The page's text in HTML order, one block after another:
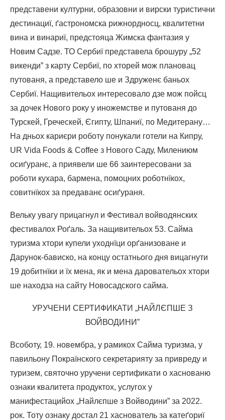
представени културни, образовни и вирски туристични
дестинациї, ґастрономска рижнордносц, квалитетни
вина и винариї, предстояца Жимска фантазия у
Новим Садзе. ТО Сербиї представела брошуру „52
викенди” з карту Сербиї, по хторей мож плановац
путованя, а представело ше и Здруженє баньох
Сербиї. Нащивительох интересовало дзе мож пойсц
за дочек Нового року у иножемстве и путованя до
Турскей, Греческей, Єгипту, Шпаниї, по Медитерану…
На дньох кариєри роботу понукали готели на Кипру,
UR Vida Foods & Coffee з Нового Саду, Милениюм
осиґуранє, а приявели ше 66 заинтересовани за
роботи кухара, бармена, помоцних роботнїкох,
совитнїкох за предаванє осиґураня.
Вельку увагу прицагнул и Фестивал войводянских
фестивалох Роґаль. За нащивительох 53. Сайма
туризма хтори купели уходнїци орґанизоване и
Дарунок-бависко, на концу остатнього дня вицагнути
19 добитнїки и їх мена, як и мена даровательох хтори
ше находза на сайту Новосадского сайма.
УРУЧЕНИ СЕРТИФИКАТИ „НАЙЛЄПШЕ З
ВОЙВОДИНИ”
Всоботу, 19. новембра, у рамикох Сайма туризма, у
павильону Покраїнского секретарияту за привреду и
туризем, святочно уручени сертификати о хаснованю
ознаки квалитета продуктох, услугох у
манифестацийох „Найлєпше з Войводини” за 2022.
рок. Тоту ознаку достал 21 хаснователь за катеґориї